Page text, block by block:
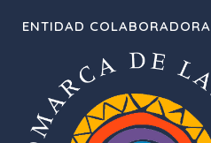
ENTIDAD COLABORADORA